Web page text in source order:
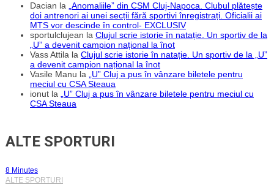
Dacian la „Anomaliile” din CSM Cluj-Napoca. Clubul plătește
doi antrenori ai unei secții fără sportivi înregistrați. Oficialii ai
MTS vor descinde în control- EXCLUSIV
sportulclujean la Clujul scrie istorie în natație. Un sportiv de la
„U” a devenit campion național la înot
Vass Attila la Clujul scrie istorie în natație. Un sportiv de la „U”
a devenit campion național la înot
Vasile Manu la „U” Cluj a pus în vânzare biletele pentru
meciul cu CSA Steaua
ionut la „U” Cluj a pus în vânzare biletele pentru meciul cu
CSA Steaua
ALTE SPORTURI
8 Minutes
ALTE SPORTURI